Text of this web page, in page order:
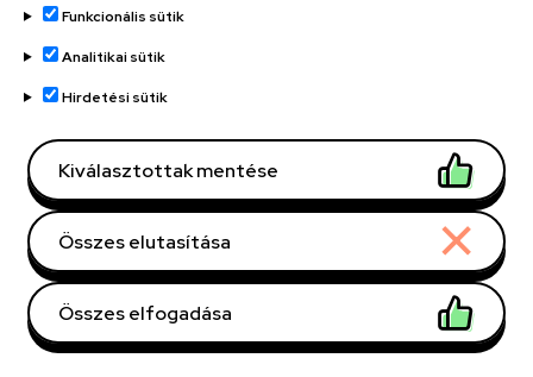
Adatvédelem
Régi oldal
Technikai információk
Funkcionális sütik
Analitikai sütik
Hirdetési sütik
Kiválasztottak mentése
Összes elutasítása
Összes elfogadása